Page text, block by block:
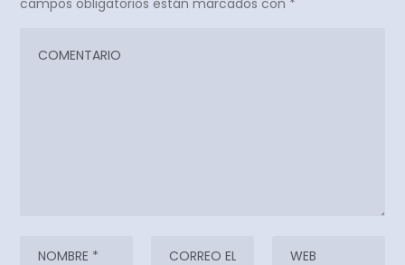
campos obligatorios están marcados con *